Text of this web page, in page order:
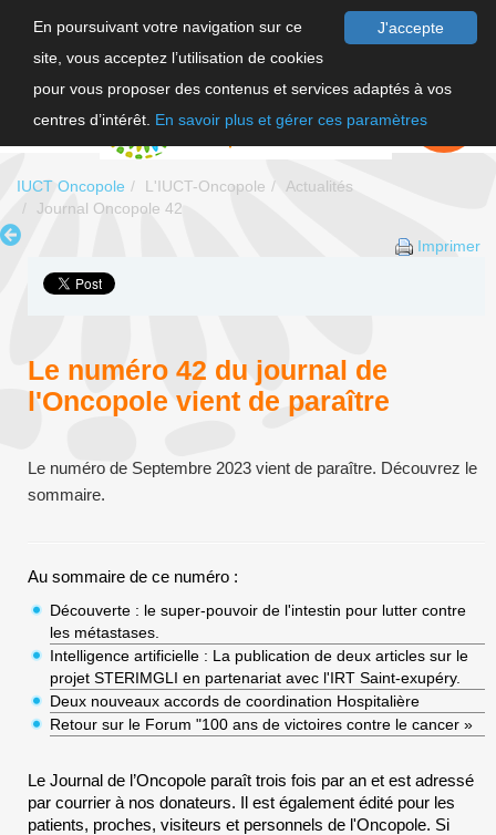
J'accepte
En poursuivant votre navigation sur ce
site, vous acceptez l’utilisation de cookies
pour vous proposer des contenus et services adaptés à vos
centres d’intérêt. En savoir plus et gérer ces paramètres
FAIRE UN
DON
IUCT Oncopole L'IUCT-Oncopole
Actualités
Journal Oncopole 42
Imprimer
Le numéro 42 du journal de
l'Oncopole vient de paraître
Le numéro de Septembre 2023 vient de paraître. Découvrez le
sommaire.
Au sommaire de ce numéro :
Découverte : le super-pouvoir de l'intestin pour lutter contre
les métastases.
Intelligence artificielle : La publication de deux articles sur le
projet STERIMGLI en partenariat avec l'IRT Saint-exupéry.
Deux nouveaux accords de coordination Hospitalière
Retour sur le Forum "100 ans de victoires contre le cancer »
Le Journal de l’Oncopole paraît trois fois par an et est adressé
par courrier à nos donateurs. Il est également édité pour les
patients, proches, visiteurs et personnels de l'Oncopole. Si